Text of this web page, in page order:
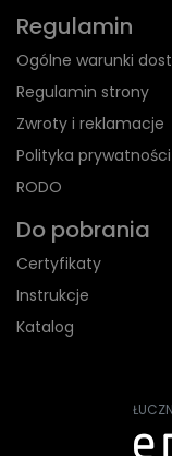
Regulamin
Ogólne warunki
Regulamin strony
Zwroty i reklamacje
Polityka prywatności
RODO
Do pobrania
Certyfikaty
Instrukcje
Katalog